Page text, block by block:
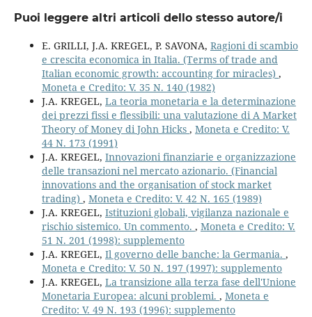
Puoi leggere altri articoli dello stesso autore/i
E. GRILLI, J.A. KREGEL, P. SAVONA, Ragioni di scambio
e crescita economica in Italia. (Terms of trade and
Italian economic growth: accounting for miracles) ,
Moneta e Credito: V. 35 N. 140 (1982)
J.A. KREGEL, La teoria monetaria e la determinazione
dei prezzi fissi e flessibili: una valutazione di A Market
Theory of Money di John Hicks , Moneta e Credito: V.
44 N. 173 (1991)
J.A. KREGEL, Innovazioni finanziarie e organizzazione
delle transazioni nel mercato azionario. (Financial
innovations and the organisation of stock market
trading) , Moneta e Credito: V. 42 N. 165 (1989)
J.A. KREGEL, Istituzioni globali, vigilanza nazionale e
rischio sistemico. Un commento. , Moneta e Credito: V.
51 N. 201 (1998): supplemento
J.A. KREGEL, Il governo delle banche: la Germania. ,
Moneta e Credito: V. 50 N. 197 (1997): supplemento
J.A. KREGEL, La transizione alla terza fase dell'Unione
Monetaria Europea: alcuni problemi. , Moneta e
Credito: V. 49 N. 193 (1996): supplemento